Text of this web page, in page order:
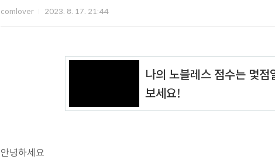
comlover 2023. 8. 17. 21:44
안녕하세요